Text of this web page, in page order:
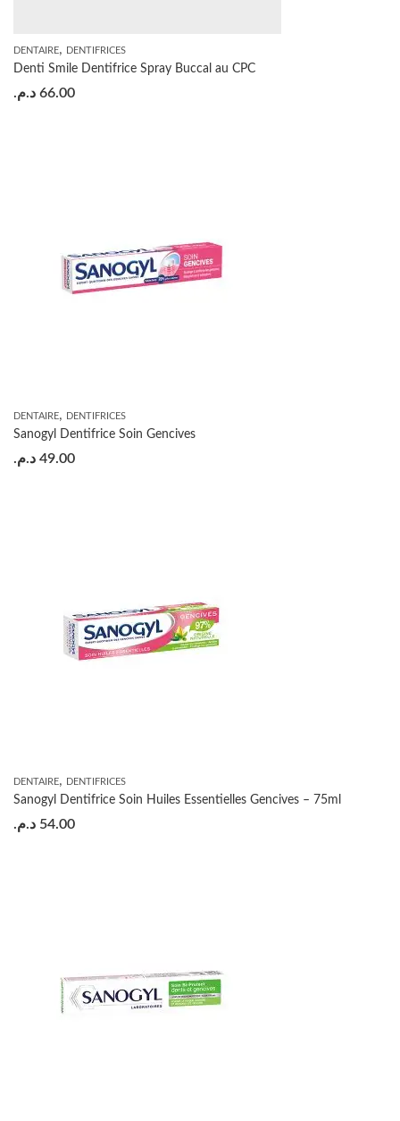
DENTAIRE, DENTIFRICES
Denti Smile Dentifrice Spray Buccal au CPC
66.00 د.م.
DENTAIRE, DENTIFRICES
Sanogyl Dentifrice Soin Gencives
49.00 د.م.
DENTAIRE, DENTIFRICES
Sanogyl Dentifrice Soin Huiles Essentielles Gencives – 75ml
54.00 د.م.